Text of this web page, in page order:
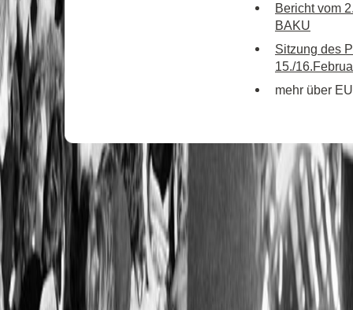
Bericht vom
BAKU
Sitzung des
15./
mehr über